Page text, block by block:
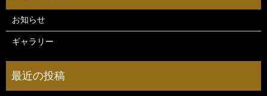
お知らせ
ギャラリー